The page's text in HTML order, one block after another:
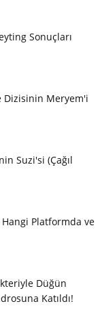
Sonuçları
Dizisinin Meryem'i
Suzi'si (Çağıl
Platformda ve
Düğün
Katıldı!